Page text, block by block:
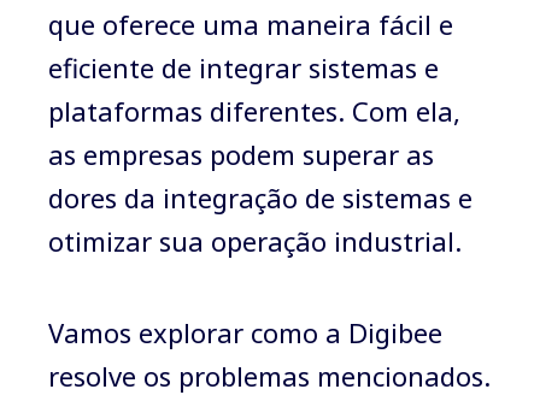
que oferece uma maneira fácil e
eficiente de integrar sistemas e
plataformas diferentes. Com ela,
as empresas podem superar as
dores da integração de sistemas e
otimizar sua operação industrial.
Vamos explorar como a Digibee
resolve os problemas mencionados.